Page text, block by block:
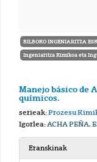
BILBOKO INGENIARITZA
Ingeniaritza Kimikoa eta
Manejo básico de
químicos.
serieak:Prozesu
Igorlea:ACHA PEÑA,
Eranskinak